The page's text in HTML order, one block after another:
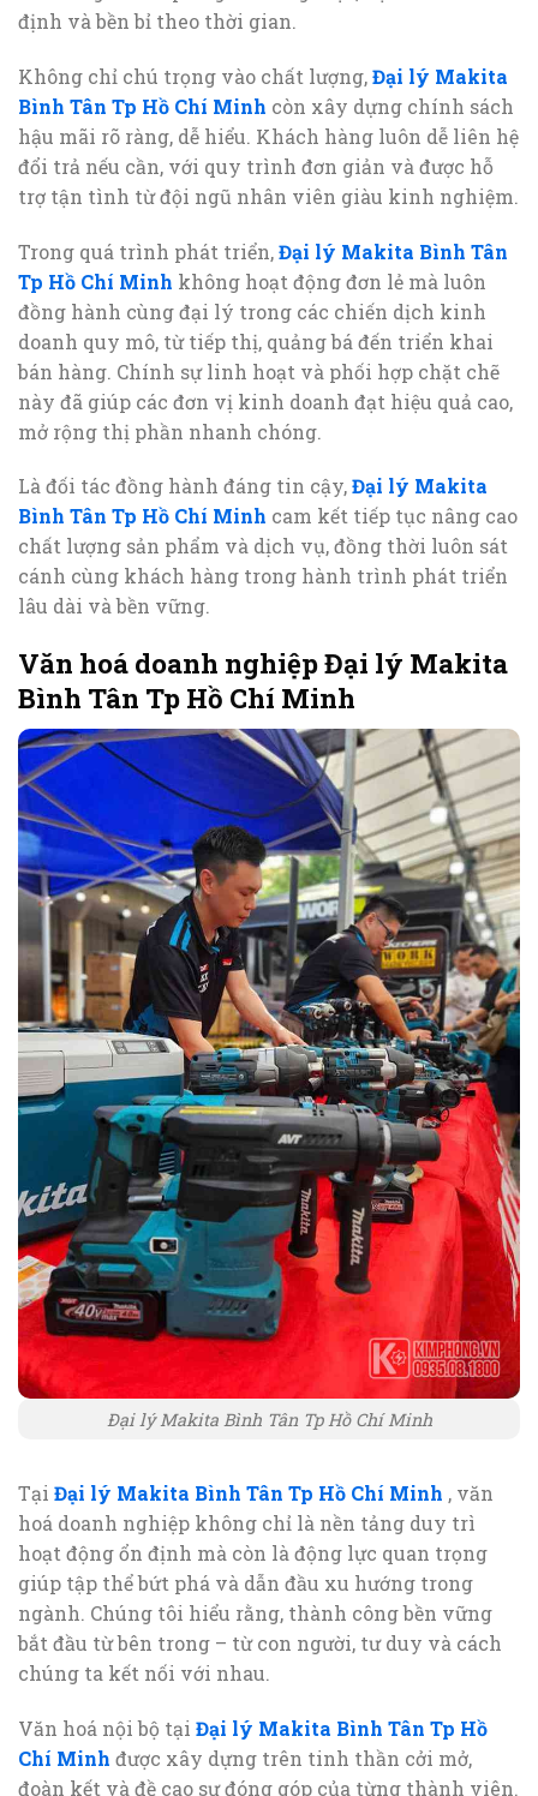
định và bền bỉ theo thời gian.
Không chỉ chú trọng vào chất lượng,Đại lý Makita
Bình Tân Tp Hồ Chí Minh còn xây dựng chính sách
hậu mãi rõ ràng, dễ hiểu. Khách hàng luôn dễ liên hệ
đổi trả nếu cần, với quy trình đơn giản và được hỗ
trợ tận tình từ đội ngũ nhân viên giàu kinh nghiệm.
Trong quá trình phát triển,Đại lý Makita Bình Tân
Tp Hồ Chí Minh không hoạt động đơn lẻ mà luôn
đồng hành cùng đại lý trong các chiến dịch kinh
doanh quy mô, từ tiếp thị, quảng bá đến triển khai
bán hàng. Chính sự linh hoạt và phối hợp chặt chẽ
này đã giúp các đơn vị kinh doanh đạt hiệu quả cao,
mở rộng thị phần nhanh chóng.
Là đối tác đồng hành đáng tin cậy,Đại lý Makita
Bình Tân Tp Hồ Chí Minh cam kết tiếp tục nâng cao
chất lượng sản phẩm và dịch vụ, đồng thời luôn sát
cánh cùng khách hàng trong hành trình phát triển
lâu dài và bền vững.
Văn hoá doanh nghiệp Đại lý Makita
Bình Tân Tp Hồ Chí Minh
Đại lý Makita Bình Tân Tp Hồ Chí Minh
Tại Đại lý Makita Bình Tân Tp Hồ Chí Minh , văn
hoá doanh nghiệp không chỉ là nền tảng duy trì
hoạt động ổn định mà còn là động lực quan trọng
giúp tập thể bứt phá và dẫn đầu xu hướng trong
ngành. Chúng tôi hiểu rằng, thành công bền vững
bắt đầu từ bên trong – từ con người, tư duy và cách
chúng ta kết nối với nhau.
Văn hoá nội bộ tại Đại lý Makita Bình Tân Tp Hồ
Chí Minh được xây dựng trên tinh thần cởi mở,
đoàn kết và đề cao sự đóng góp của từng thành viên.